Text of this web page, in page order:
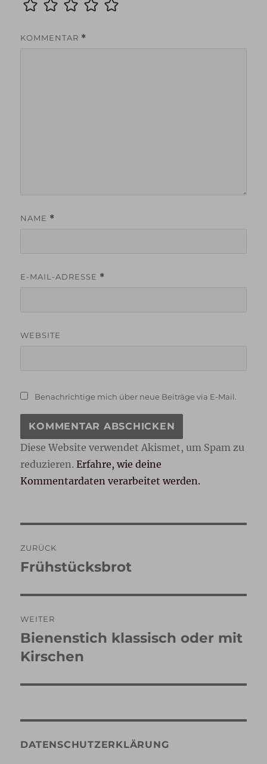
KOMMENTAR *
NAME *
E-MAIL-ADRESSE *
WEBSITE
Benachrichtige mich über neue Beiträge via E-Mail.
Diese Website verwendet Akismet, um Spam zu
reduzieren.Erfahre, wie deine
Kommentardaten verarbeitet werden.
ZURÜCK
Vorheriger
Frühstücksbrot
WEITER
Nächster
Beitrag:
Bienenstich klassisch oder mit
Kirschen
DATENSCHUTZERKLÄRUNG